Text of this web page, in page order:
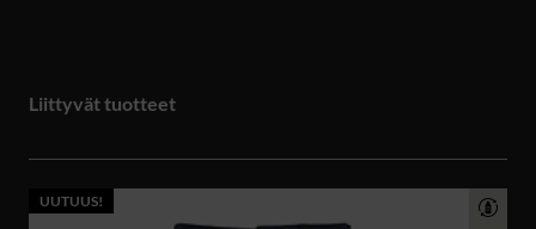
Liittyvät tuotteet
UUTUUS!